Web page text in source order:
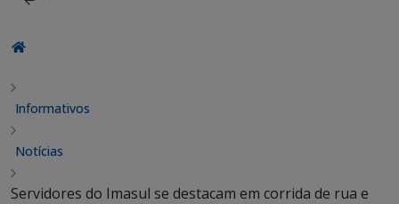
Informativos
Notícias
Servidores do Imasul se destacam em corrida de rua e